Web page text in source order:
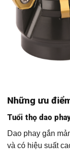
Những ưu
Tuổi thọ dao
Dao phay gắn
và có hiệu suất